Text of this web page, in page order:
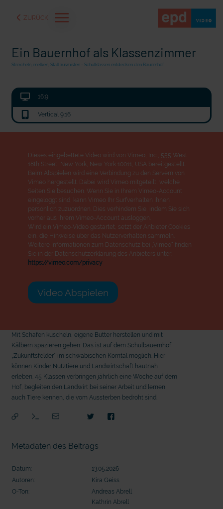
ZURÜCK
oder "Deppen der "Wir bauen Cherson wieder auf" - Optimismus in der
Seelsorge für Trucker: "Könige der
Ein Bauernhof als Klassenzimmer
Streicheln, melken, Stall ausmisten - Schulklassen entdecken den Bauernhof
16:9
Vertical 9:16
Dieses eingebettete Video wird von Vimeo, Inc., 555 West
18th Street, New York, New York 10011, USA bereitgestellt.
Beim Abspielen wird eine Verbindung zu den Servern von
Vimeo hergestellt. Dabei wird Vimeo mitgeteilt, welche
Seiten Sie besuchen. Wenn Sie in Ihrem Vimeo-Account
eingeloggt sind, kann Vimeo Ihr Surfverhalten Ihnen
persönlich zuzuordnen. Dies verhindern Sie, indem Sie sich
vorher aus Ihrem Vimeo-Account ausloggen.
Wird ein Vimeo-Video gestartet, setzt der Anbieter Cookies
ein, die Hinweise über das Nutzerverhalten sammeln.
Weitere Informationen zum Datenschutz bei „Vimeo“ finden
Sie in der Datenschutzerklärung des Anbieters unter:
https://vimeo.com/privacy
Video Abspielen
Mit Schafen kuscheln, eigene Butter herstellen und mit
Kälbern spazieren gehen: Das ist auf dem Schulbauernhof
„Zukunftsfelder“ im schwäbischen Korntal möglich. Hier
können Kinder Nutztiere und Landwirtschaft hautnah
erleben. 45 Klassen verbringen jährlich eine Woche auf dem
Hof, begleiten den Landwirt bei seiner Arbeit und lernen
auch Tiere kennen, die vom Aussterben bedroht sind.
Metadaten des Beitrags
Datum:
13.05.2026
Autoren:
Kira Geiss
O-Ton:
Andreas Abrell
Kathrin Abrell